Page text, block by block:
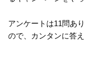
アンケートは11問あ
ので、カンタンに答